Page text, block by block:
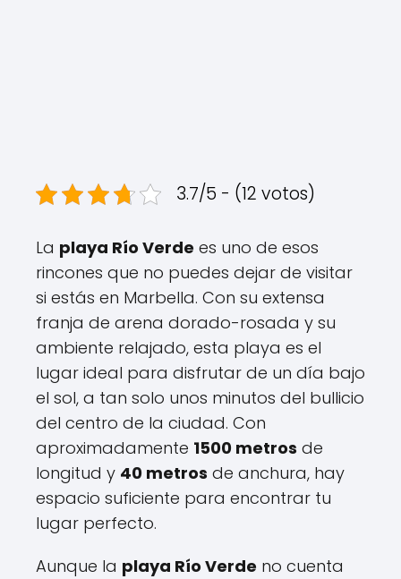
3.7/5 - (12 votos)
La playa Río Verde es uno de esos
rincones que no puedes dejar de visitar
si estás en Marbella. Con su extensa
franja de arena dorado-rosada y su
ambiente relajado, esta playa es el
lugar ideal para disfrutar de un día bajo
el sol, a tan solo unos minutos del bullicio
del centro de la ciudad. Con
aproximadamente 1500 metros de
longitud y 40 metros de anchura, hay
espacio suficiente para encontrar tu
lugar perfecto.
Aunque la playa Río Verde no cuenta